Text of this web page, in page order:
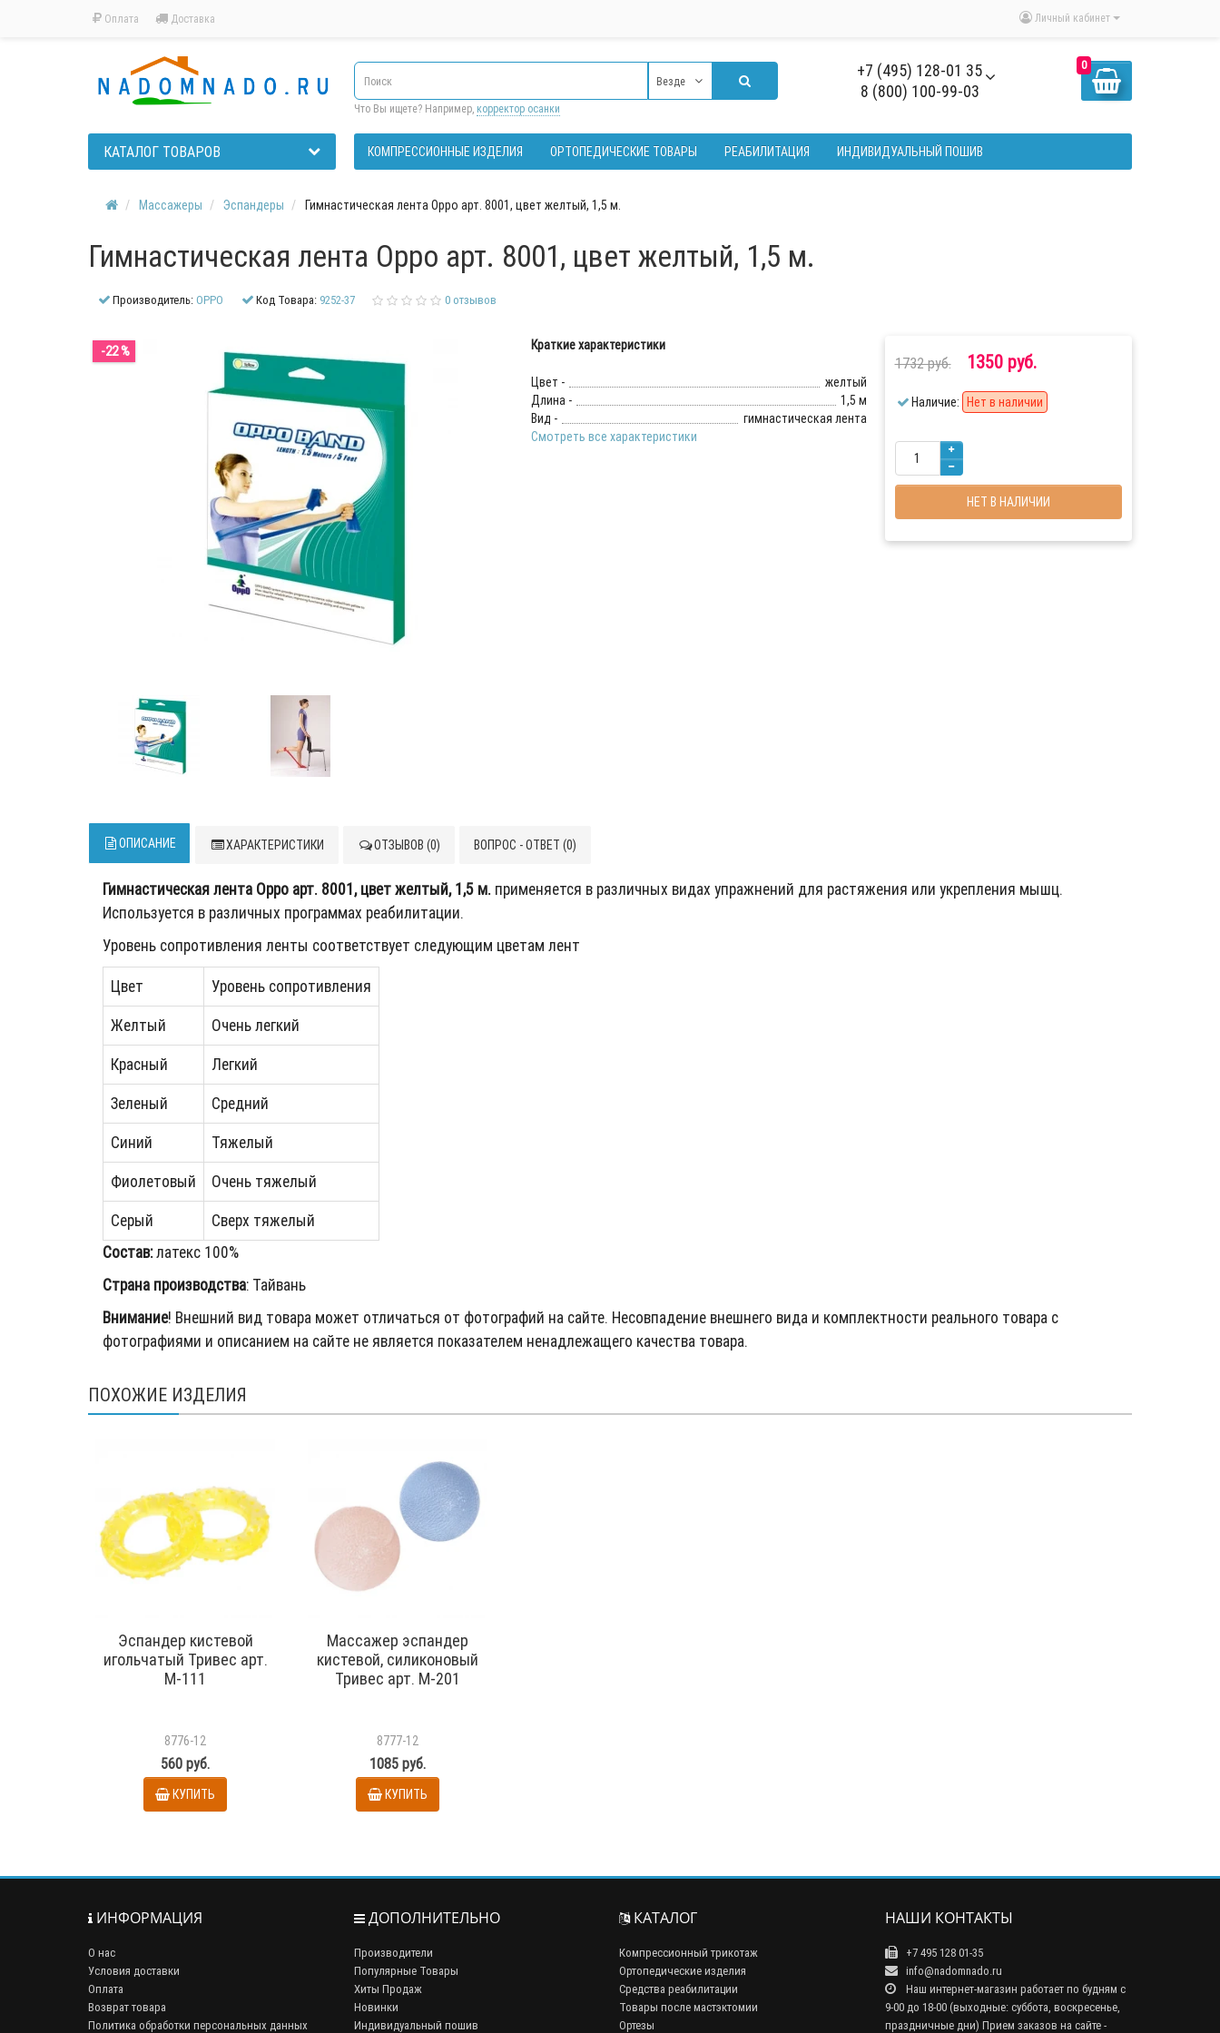
Оплата Доставка Личный кабинет
+7 (495) 128-01 35
8 (800) 100-99-03
0
Везде
Что Вы ищете? Например, корректор осанки
КАТАЛОГ ТОВАРОВ КОМПРЕССИОННЫЕ ИЗДЕЛИЯ ОРТОПЕДИЧЕСКИЕ ТОВАРЫ РЕАБИЛИТАЦИЯ ИНДИВИДУАЛЬНЫЙ ПОШИВ
Массажеры Эспандеры Гимнастическая лента Oppo арт. 8001, цвет желтый, 1,5 м.
Гимнастическая лента Oppo арт. 8001, цвет желтый, 1,5 м.
Производитель:OPPO Код Товара: 9252-37 0 отзывов
-22 % Краткие характеристики
Цвет -
желтый
Длина -
1,5 м
Вид -
гимнастическая лента
Смотреть все характеристики
1732 руб. 1350 руб.
Наличие: Нет в наличии
НЕТ В НАЛИЧИИ
ОПИСАНИЕ ХАРАКТЕРИСТИКИ ОТЗЫВОВ (0) ВОПРОС - ОТВЕТ (0)
Гимнастическая лента Oppo арт. 8001, цвет желтый, 1,5 м. применяется в различных видах упражнений для растяжения или укрепления мышц.
Используется в различных программах реабилитации.
Уровень сопротивления ленты соответствует следующим цветам лент
Цвет
Уровень сопротивления
Желтый
Очень легкий
Красный
Легкий
Зеленый
Средний
Синий
Тяжелый
Фиолетовый
Очень тяжелый
Серый
Сверх тяжелый
Состав:латекс 100%
Страна производства: Тайвань
Внимание! Внешний вид товара может отличаться от фотографий на сайте. Несовпадение внешнего вида и комплектности реального товара с
фотографиями и описанием на сайте не является показателем ненадлежащего качества товара.
ПОХОЖИЕ ИЗДЕЛИЯ
Эспандер кистевой
игольчатый Тривес арт.
М-111
8776-12
560 руб.
КУПИТЬ
Массажер эспандер
кистевой, силиконовый
Тривес арт. М-201
8777-12
1085 руб.
КУПИТЬ
ИНФОРМАЦИЯ
О нас
Условия доставки
Оплата
Возврат товара
Политика обработки персональных данных
ДОПОЛНИТЕЛЬНО
Производители
Популярные Товары
Хиты Продаж
Новинки
Индивидуальный пошив
КАТАЛОГ
Компрессионный трикотаж
Ортопедические изделия
Средства реабилитации
Товары после мастэктомии
Ортезы
НАШИ КОНТАКТЫ
+7 495 128 01-35
info@nadomnado.ru
Наш интернет-магазин работает по будням с
9-00 до 18-00 (выходные: суббота, воскресенье,
праздничные дни) Прием заказов на сайте -